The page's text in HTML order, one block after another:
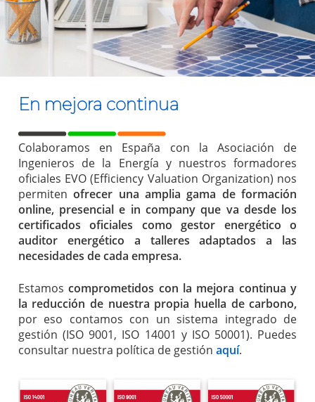
En mejora continua
Colaboramos en España con la Asociación de
Ingenieros de la Energía y nuestros formadores
oficiales EVO (Efficiency Valuation Organization) nos
permitenofrecer una amplia gama de formación
online, presencial e in company que va desde los
certificados oficiales como gestor energético o
auditor energético a talleres adaptados a las
necesidades de cada empresa.
Estamoscomprometidos con la mejora continua y
la reducción de nuestra propia huella de carbono,
por eso contamos con un sistema integrado de
gestión (ISO 9001, ISO 14001 y ISO 50001). Puedes
consultar nuestra política de gestión aquí.